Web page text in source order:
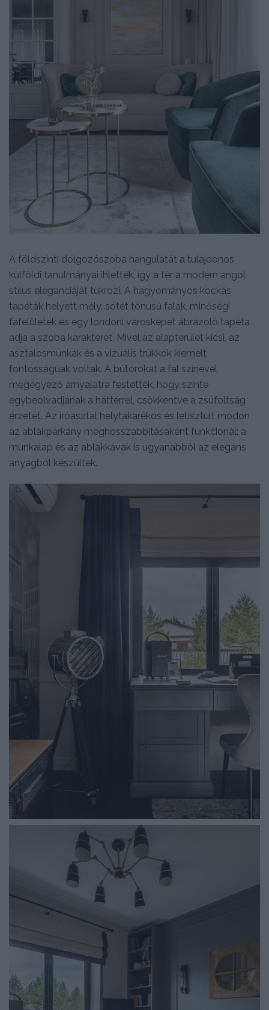
A földszinti dolgozószoba hangulatát a tulajdonos
külföldi tanulmányai ihlették, így a tér a modern angol
stílus eleganciáját tükrözi. A hagyományos kockás
tapéták helyett mély, sötét tónusú falak, minőségi
fafelületek és egy londoni városképet ábrázoló tapéta
adja a szoba karakterét. Mivel az alapterület kicsi, az
asztalosmunkák és a vizuális trükkök kiemelt
fontosságúak voltak. A bútorokat a fal színével
megegyező árnyalatra festették, hogy szinte
egybeolvadjanak a háttérrel, csökkentve a zsúfoltság
érzetét. Az íróasztal helytakarékos és letisztult módon
az ablakpárkány meghosszabbításaként funkcionál: a
munkalap és az ablakkávák is ugyanabból az elegáns
anyagból készültek.